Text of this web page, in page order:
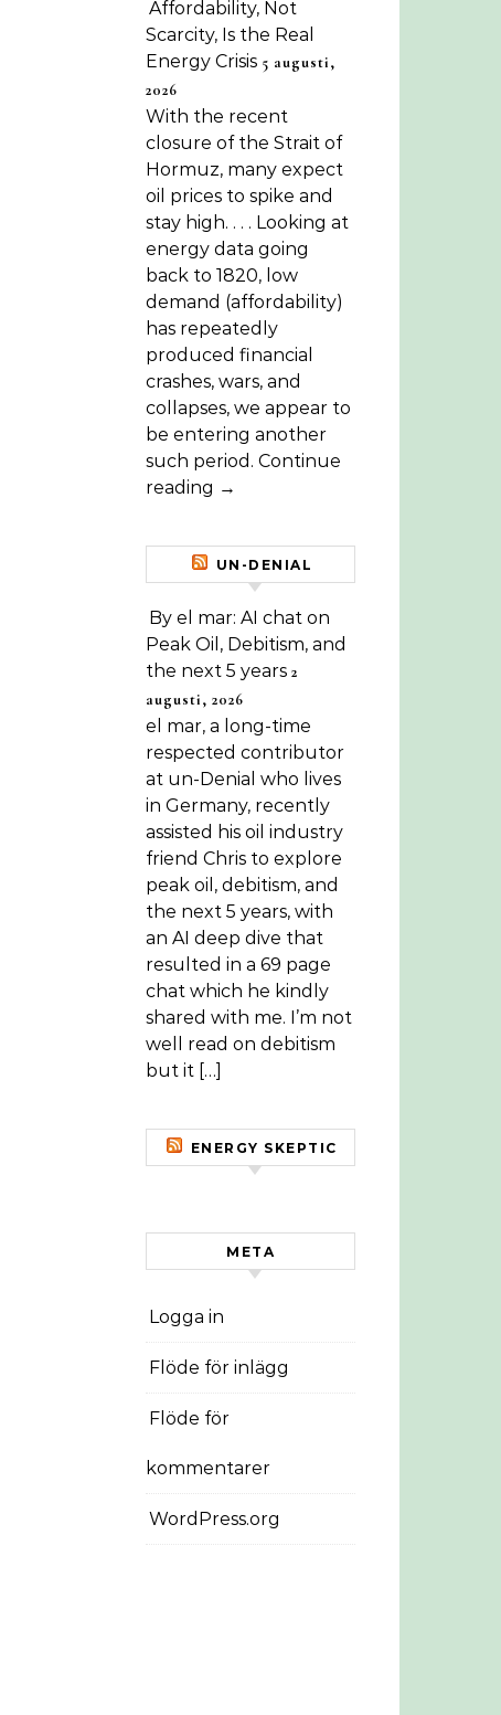
Affordability, Not
Scarcity, Is the Real
Energy Crisis 5 augusti,
2026
With the recent
closure of the Strait of
Hormuz, many expect
oil prices to spike and
stay high. . . . Looking at
energy data going
back to 1820, low
demand (affordability)
has repeatedly
produced financial
crashes, wars, and
collapses, we appear to
be entering another
such period. Continue
reading →
UN-DENIAL
By el mar: AI chat on
Peak Oil, Debitism, and
the next 5 years 2
augusti, 2026
el mar, a long-time
respected contributor
at un-Denial who lives
in Germany, recently
assisted his oil industry
friend Chris to explore
peak oil, debitism, and
the next 5 years, with
an AI deep dive that
resulted in a 69 page
chat which he kindly
shared with me. I’m not
well read on debitism
but it […]
ENERGY SKEPTIC
META
Logga in
Flöde för inlägg
Flöde för
kommentarer
WordPress.org